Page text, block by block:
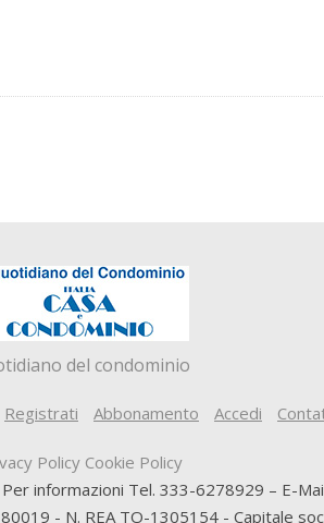
del condominio
Registrati Abbonamento Accedi
Policy Cookie Policy
informazioni Tel. 333-6278929 – E-
- N. REA TO-1305154 - Capitale